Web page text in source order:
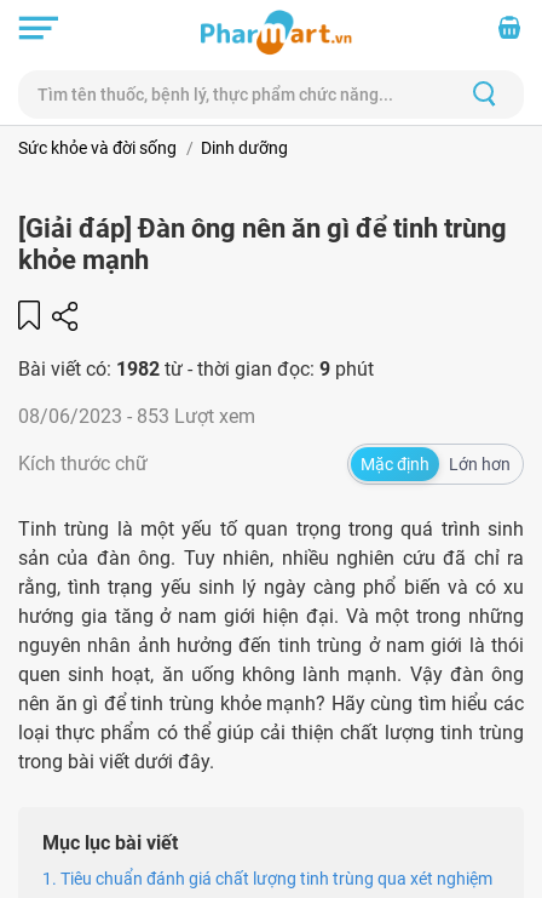
Sức khỏe và đời sống Dinh dưỡng
[Giải đáp] Đàn ông nên ăn gì để tinh trùng
khỏe mạnh
Bài viết có: 1982 từ - thời gian đọc: 9 phút
08/06/2023 - 853 Lượt xem
Kích thước chữ Mặc định Lớn hơn
Tinh trùng là một yếu tố quan trọng trong quá trình sinh
sản của đàn ông. Tuy nhiên, nhiều nghiên cứu đã chỉ ra
rằng, tình trạng yếu sinh lý ngày càng phổ biến và có xu
hướng gia tăng ở nam giới hiện đại. Và một trong những
nguyên nhân ảnh hưởng đến tinh trùng ở nam giới là thói
quen sinh hoạt, ăn uống không lành mạnh. Vậy đàn ông
nên ăn gì để tinh trùng khỏe mạnh? Hãy cùng tìm hiểu các
loại thực phẩm có thể giúp cải thiện chất lượng tinh trùng
trong bài viết dưới đây.
Mục lục bài viết
1. Tiêu chuẩn đánh giá chất lượng tinh trùng qua xét nghiệm